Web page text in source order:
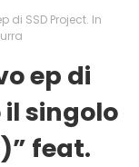
di SSD Project. In
ep di
il singolo
feat.